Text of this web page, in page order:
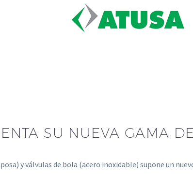
SU NUEVA GAMA
y válvulas de bola (acero inoxidable) supone un